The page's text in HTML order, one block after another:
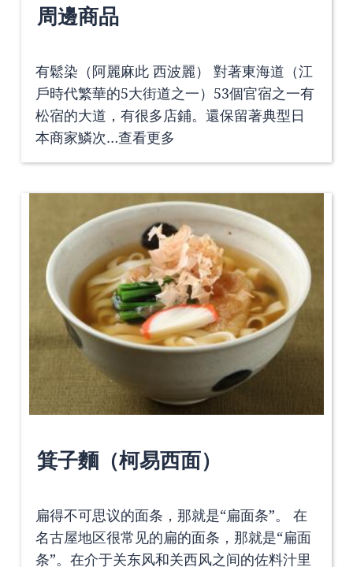
周邊商品
有鬆染（阿麗麻此 西波麗） 對著東海道（江
戶時代繁華的5大街道之一）53個官宿之一有
松宿的大道，有很多店鋪。還保留著典型日
本商家鱗次…查看更多
箕子麵（柯易西面）
扁得不可思议的面条，那就是“扁面条”。 在
名古屋地区很常见的扁的面条，那就是“扁面
条”。在介于关东风和关西风之间的佐料汁里